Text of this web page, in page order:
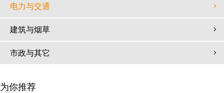
电力与交通
建筑与烟草
市政与其它
为你推荐